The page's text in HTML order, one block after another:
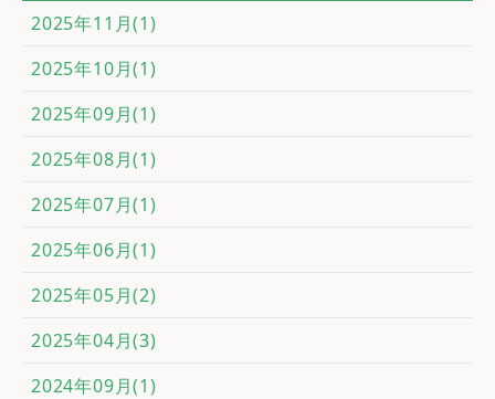
2025年11月(1)
2025年10月(1)
2025年09月(1)
2025年08月(1)
2025年07月(1)
2025年06月(1)
2025年05月(2)
2025年04月(3)
2024年09月(1)